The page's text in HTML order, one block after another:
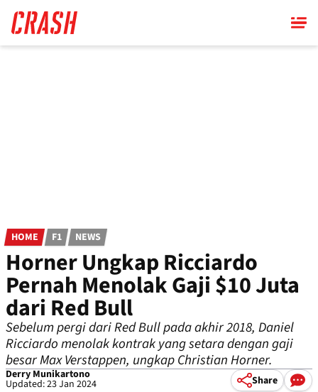
main
content
HOME F1 NEWS
Horner Ungkap Ricciardo
Pernah Menolak Gaji $10 Juta
dari Red Bull
Sebelum pergi dari Red Bull pada akhir 2018, Daniel
Ricciardo menolak kontrak yang setara dengan gaji
besar Max Verstappen, ungkap Christian Horner.
Derry Munikartono
Updated: 23 Jan 2024 Share